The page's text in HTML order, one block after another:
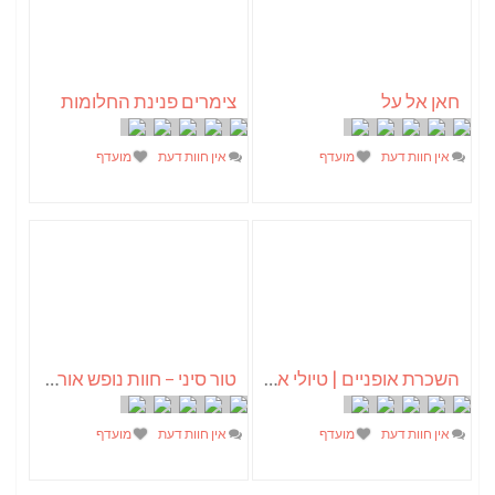
חאן אל על
אין חוות דעת מועדף
צימרים פנינת החלומות
אין חוות דעת מועדף
השכרת אופניים | טיולי אופניים
אין חוות דעת מועדף
טור סיני – חוות נופש אורגנית
אין חוות דעת מועדף